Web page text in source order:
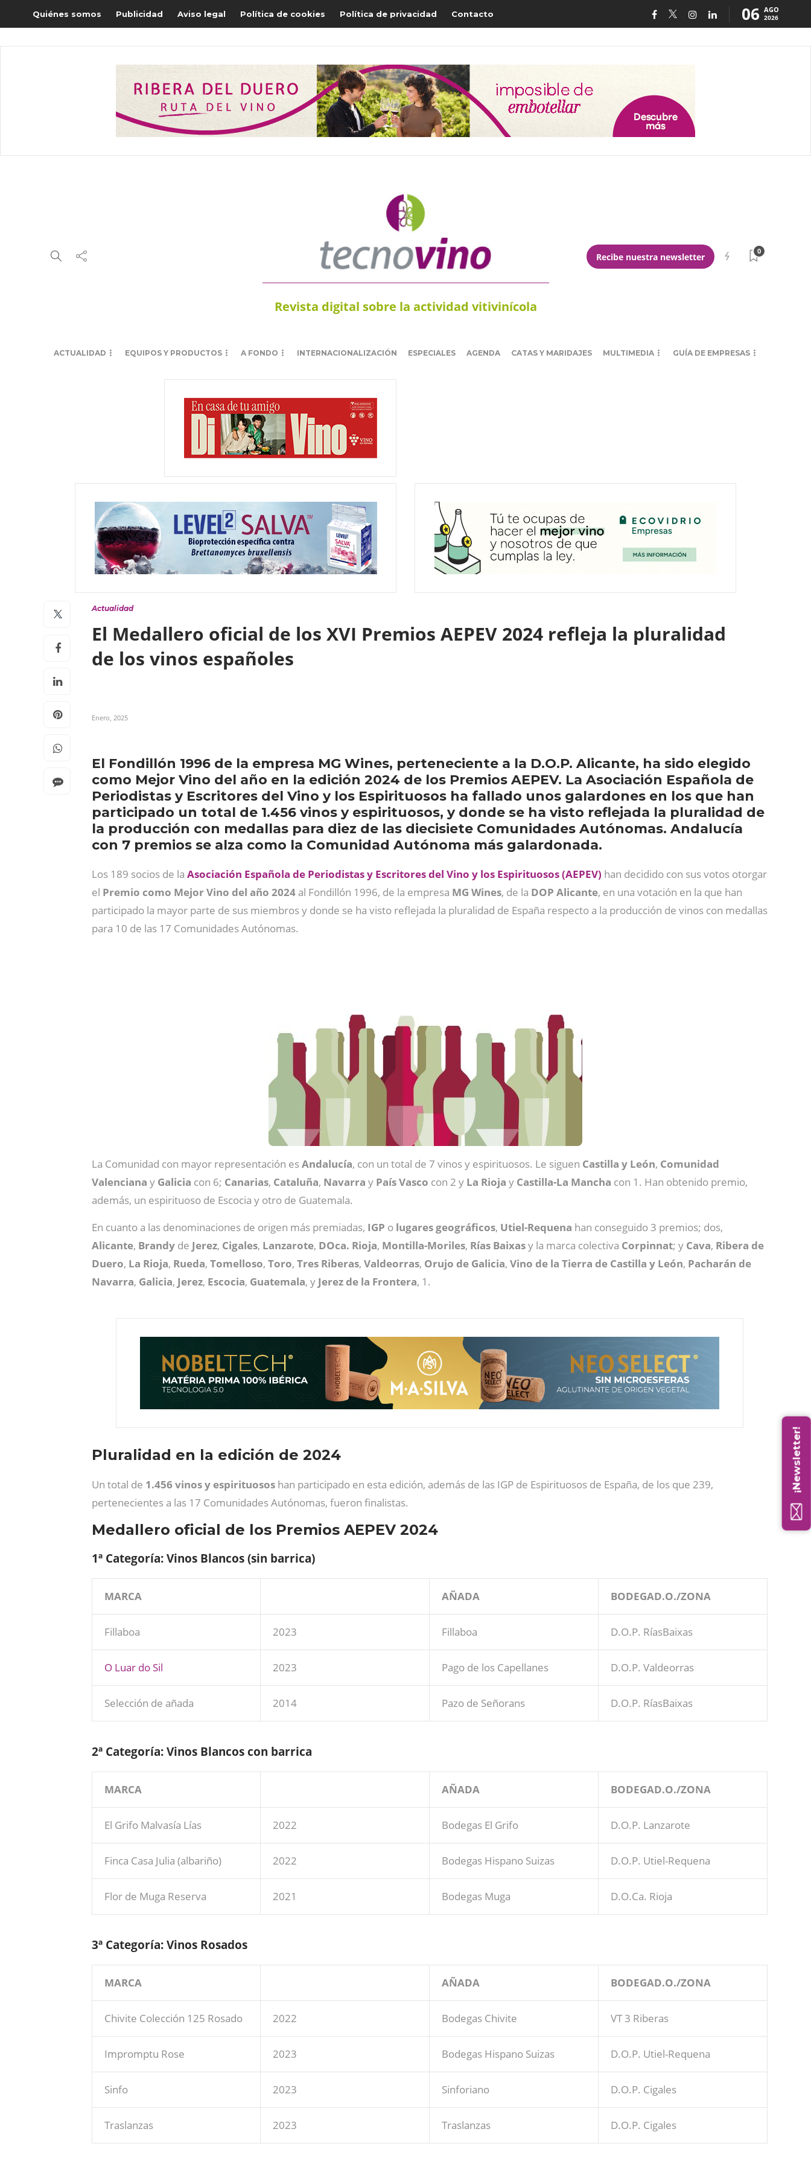
Quiénes somos Publicidad Aviso legal Política de cookies Política de privacidad Contacto 06 AGO
2026
Revista digital sobre la actividad vitivinícola
Recibe nuestra newsletter
0
ACTUALIDAD EQUIPOS Y PRODUCTOS A FONDO INTERNACIONALIZACIÓN ESPECIALES AGENDA CATAS Y MARIDAJES MULTIMEDIA GUÍA DE EMPRESAS
Actualidad
El Medallero oficial de los XVI Premios AEPEV 2024 refleja la pluralidad
de los vinos españoles
Enero, 2025
El Fondillón 1996 de la empresa MG Wines, perteneciente a la D.O.P. Alicante, ha sido elegido
como Mejor Vino del año en la edición 2024 de los Premios AEPEV. La Asociación Española de
Periodistas y Escritores del Vino y los Espirituosos ha fallado unos galardones en los que han
participado un total de 1.456 vinos y espirituosos, y donde se ha visto reflejada la pluralidad de
la producción con medallas para diez de las diecisiete Comunidades Autónomas. Andalucía
con 7 premios se alza como la Comunidad Autónoma más galardonada.
Los 189 socios de la Asociación Española de Periodistas y Escritores del Vino y los Espirituosos (AEPEV) han decidido con sus votos otorgar
el Premio como Mejor Vino del año 2024 al Fondillón 1996, de la empresa MG Wines, de la DOP Alicante, en una votación en la que han
participado la mayor parte de sus miembros y donde se ha visto reflejada la pluralidad de España respecto a la producción de vinos con medallas
para 10 de las 17 Comunidades Autónomas.
La Comunidad con mayor representación esAndalucía, con un total de 7 vinos y espirituosos. Le siguen Castilla y León, Comunidad
Valenciana y Galicia con 6; Canarias, Cataluña, Navarra y PaísVasco con 2 y La Rioja y Castilla-La Mancha con 1. Han obtenido premio,
además, un espirituoso de Escocia y otro de Guatemala.
En cuanto a las denominaciones de origen más premiadas, IGP o lugares geográficos, Utiel-Requena han conseguido 3 premios; dos,
Alicante, Brandy de Jerez, Cigales, Lanzarote, DOca. Rioja, Montilla-Moriles, Rías Baixasy la marca colectiva Corpinnat; y Cava, Ribera de
Duero, La Rioja, Rueda, Tomelloso, Toro, Tres Riberas, Valdeorras, Orujo de Galicia, Vino de la Tierra de Castilla y León, Pacharán de
Navarra, Galicia, Jerez, Escocia, Guatemala, y Jerez de la Frontera, 1.
Pluralidad en la edición de 2024
Un total de 1.456 vinos y espirituosos han participado en esta edición, además de las IGP de Espirituosos de España, de los que 239,
pertenecientes a las 17 Comunidades Autónomas, fueron finalistas.
Medallero oficial de los Premios AEPEV 2024
1ª Categoría: Vinos Blancos (sin barrica)
MARCA AÑADA BODEGAD.O./ZONA
Fillaboa 2023 Fillaboa D.O.P. RíasBaixas
O Luar do Sil 2023 Pago de los Capellanes D.O.P. Valdeorras
Selección de añada 2014 Pazo de Señorans D.O.P. RíasBaixas
2ª Categoría: Vinos Blancos con barrica
MARCA AÑADA BODEGAD.O./ZONA
El Grifo Malvasía Lías 2022 Bodegas El Grifo D.O.P. Lanzarote
Finca Casa Julia (albariño) 2022 Bodegas Hispano Suizas D.O.P. Utiel-Requena
Flor de Muga Reserva 2021 Bodegas Muga D.O.Ca. Rioja
3ª Categoría: Vinos Rosados
MARCA AÑADA BODEGAD.O./ZONA
Chivite Colección 125 Rosado 2022 Bodegas Chivite VT 3 Riberas
Impromptu Rose 2023 Bodegas Hispano Suizas D.O.P. Utiel-Requena
Sinfo 2023 Sinforiano D.O.P. Cigales
Traslanzas 2023 Traslanzas D.O.P. Cigales
¡Newsletter!